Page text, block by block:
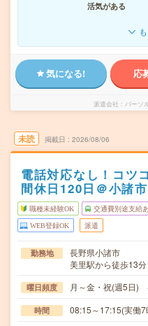
活気がある
気になる! 応
派遣会社 パーソ
未読 掲載日 2026/08/06
電話対応なし！コツ
間休日120日＠小諸市
職種未経験OK 交通費別途支給
WEB登録OK 派遣
勤務地
長野県小諸市
美里駅から徒歩13分
曜日頻度 月～金・祝(週5日)
時間 08:15～17:15(実働